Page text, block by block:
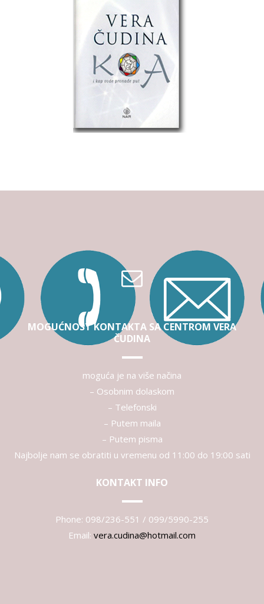
MOGUĆNOST KONTAKTA SA CENTROM VERA
ČUDINA
moguća je na više načina
– Osobnim dolaskom
– Telefonski
– Putem maila
– Putem pisma
Najbolje nam se obratiti u vremenu od 11:00 do 19:00 sati
KONTAKT INFO
Phone: 098/236-551 / 099/5990-255
Email: vera.cudina@hotmail.com